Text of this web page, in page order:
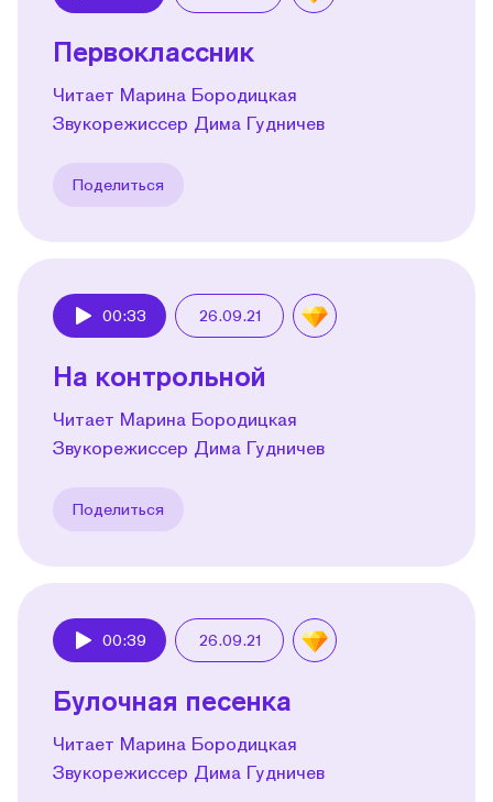
Первоклассник
Читает Марина Бородицкая
Звукорежиссер Дима Гудничев
Поделиться
00:33 26.09.21
На контрольной
Читает Марина Бородицкая
Звукорежиссер Дима Гудничев
Поделиться
00:39 26.09.21
Булочная песенка
Читает Марина Бородицкая
Звукорежиссер Дима Гудничев